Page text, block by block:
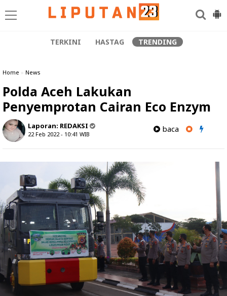
TERKINI HASTAG TRENDING
Home » News
Polda Aceh Lakukan
Penyemprotan Cairan Eco Enzym
Laporan: REDAKSI
22 Feb 2022 - 10:41 WIB
baca